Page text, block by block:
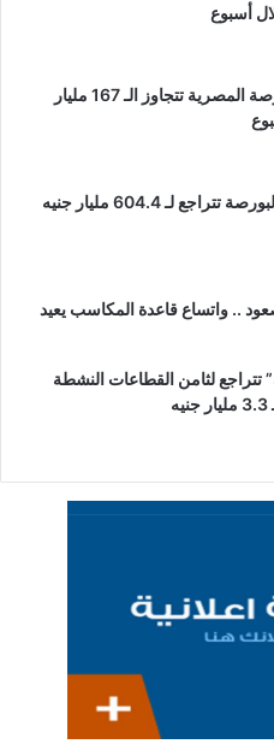
أسبوع
مكاسب البورصة المصرية تتجاوز الـ 167 مليار
قيم تداولات البورصة تتراجع لـ 604.4 مليار جنيه
.. واتساع قاعدة المكاسب يعيد
تتراجع لثامن القطاعات النشطة